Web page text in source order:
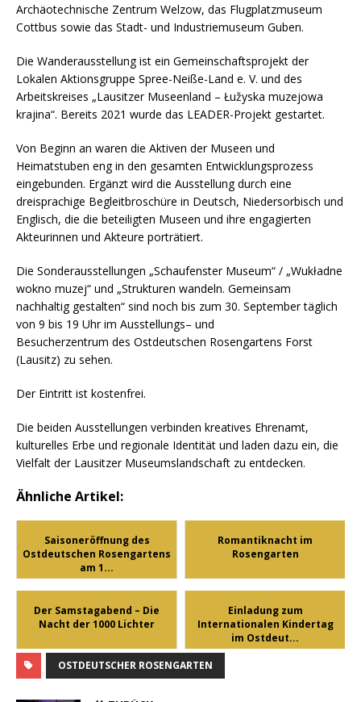
Archäotechnische Zentrum Welzow, das Flugplatzmuseum
Cottbus sowie das Stadt- und Industriemuseum Guben.
Die Wanderausstellung ist ein Gemeinschaftsprojekt der
Lokalen Aktionsgruppe Spree-Neiße-Land e. V. und des
Arbeitskreises „Lausitzer Museenland – Łužyska muzejowa
krajina“. Bereits 2021 wurde das LEADER-Projekt gestartet.
Von Beginn an waren die Aktiven der Museen und
Heimatstuben eng in den gesamten Entwicklungsprozess
eingebunden. Ergänzt wird die Ausstellung durch eine
dreisprachige Begleitbroschüre in Deutsch, Niedersorbisch und
Englisch, die die beteiligten Museen und ihre engagierten
Akteurinnen und Akteure porträtiert.
Die Sonderausstellungen „Schaufenster Museum“ / „Wukładne
wokno muzej“ und „Strukturen wandeln. Gemeinsam
nachhaltig gestalten“ sind noch bis zum 30. September täglich
von 9 bis 19 Uhr im Ausstellungs– und
Besucherzentrum des Ostdeutschen Rosengartens Forst
(Lausitz) zu sehen.
Der Eintritt ist kostenfrei.
Die beiden Ausstellungen verbinden kreatives Ehrenamt,
kulturelles Erbe und regionale Identität und laden dazu ein, die
Vielfalt der Lausitzer Museumslandschaft zu entdecken.
Ähnliche Artikel:
Saisoneröffnung des
Ostdeutschen Rosengartens
am 1...
Romantiknacht im
Rosengarten
Der Samstagabend – Die
Nacht der 1000 Lichter
Einladung zum
Internationalen Kindertag
im Ostdeut...
OSTDEUTSCHER ROSENGARTEN